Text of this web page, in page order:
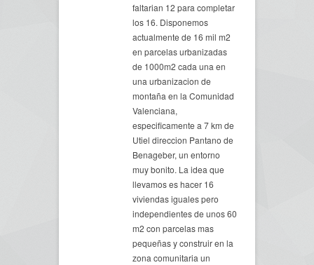
faltarian 12 para completar
los 16. Disponemos
actualmente de 16 mil m2
en parcelas urbanizadas
de 1000m2 cada una en
una urbanizacion de
montaña en la Comunidad
Valenciana,
especificamente a 7 km de
Utiel direccion Pantano de
Benageber, un entorno
muy bonito. La idea que
llevamos es hacer 16
viviendas iguales pero
independientes de unos 60
m2 con parcelas mas
pequeñas y construir en la
zona comunitaria un